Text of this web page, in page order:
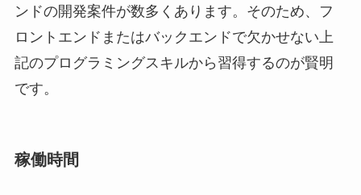
ンドの開発案件が数多くあります。そのため、フ
ロントエンドまたはバックエンドで欠かせない上
記のプログラミングスキルから習得するのが賢明
です。
稼働時間